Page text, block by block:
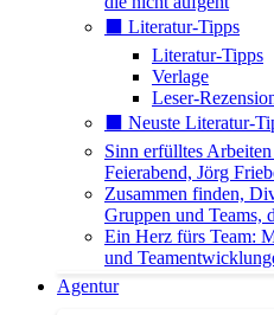
⬛️ Literatur-Tipps
Literatur-Tipps
Verlage
Leser-
⬛️ Neuste Literatur-
Sinn erfülltes
Feierabend, Jörg
Zusammen finden,
Gruppen und Teams,
Ein Herz fürs Team:
und
Agentur